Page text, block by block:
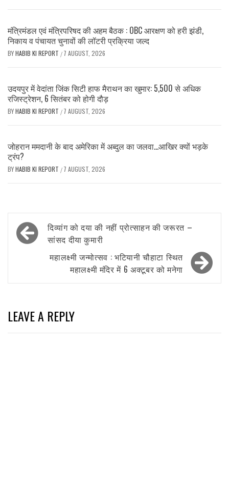
मंत्रिमंडल एवं मंत्रिपरिषद की अहम बैठक : OBC आरक्षण को हरी झंडी,
निकाय व पंचायत चुनावों की लॉटरी प्रक्रिया जल्द
BYHABIB KI REPORT / 7 AUGUST, 2026
उदयपुर में वेदांता जिंक सिटी हाफ मैराथन का खुमार: 5,500 से अधिक
रजिस्ट्रेशन, 6 सितंबर को होगी दौड़
BYHABIB KI REPORT / 7 AUGUST, 2026
जोहरान ममदानी के बाद अमेरिका में अब्दुल का जलवा…आखिर क्यों भड़के
ट्रंप?
BYHABIB KI REPORT / 7 AUGUST, 2026
Post
navigation
दिव्यांग को दया की नहीं प्रोत्साहन की जरूरत –
सांसद दीया कुमारी
महालक्ष्मी जन्मोत्सव : भटियानी चौहाटा स्थित
महालक्ष्मी मंदिर में 6 अक्टूबर को मनेगा
LEAVE A REPLY